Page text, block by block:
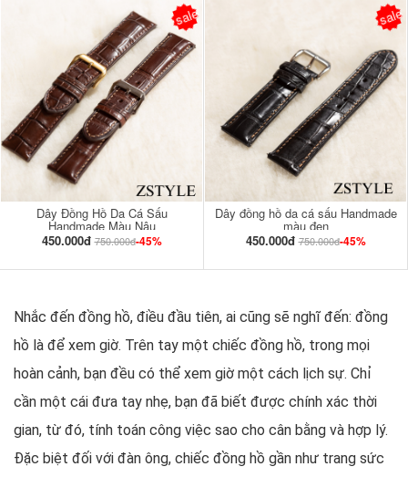
Dây Đồng Hồ Da Cá Sấu
Handmade Màu Nâu
450.000đ 750.000đ-45%
sale
Dây đồng hồ da cá sấu Handmade
màu đen
450.000đ 750.000đ-45%
sale
Nhắc đến đồng hồ, điều đầu tiên, ai cũng sẽ nghĩ đến: đồng
hồ là để xem giờ. Trên tay một chiếc đồng hồ, trong mọi
hoàn cảnh, bạn đều có thể xem giờ một cách lịch sự. Chỉ
cần một cái đưa tay nhẹ, bạn đã biết được chính xác thời
gian, từ đó, tính toán công việc sao cho cân bằng và hợp lý.
Đặc biệt đối với đàn ông, chiếc đồng hồ gần như trang sức